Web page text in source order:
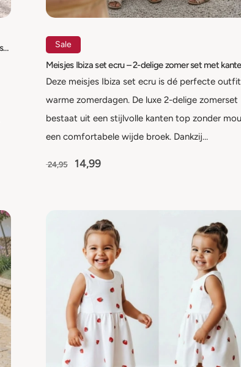
Jongens zomerset dusty green – 2-delige set met shirt en short – maat 86/92 t/m 134/140
Sale
Deze meisjes Ibiza set ecru is dé perfecte
warme zomerdagen. De luxe 2-delige zomerset
bestaat uit een stijlvolle kanten top zonder
een comfortabele wijde broek. Dankzij…
24,95 14,99